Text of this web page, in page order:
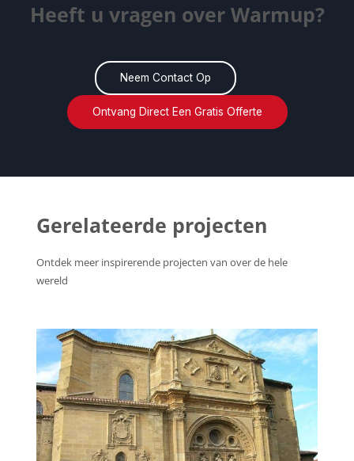
Heeft u vragen over Warmup?
Neem Contact Op
Ontvang Direct Een Gratis Offerte
Gerelateerde projecten
Ontdek meer inspirerende projecten van over de hele
wereld